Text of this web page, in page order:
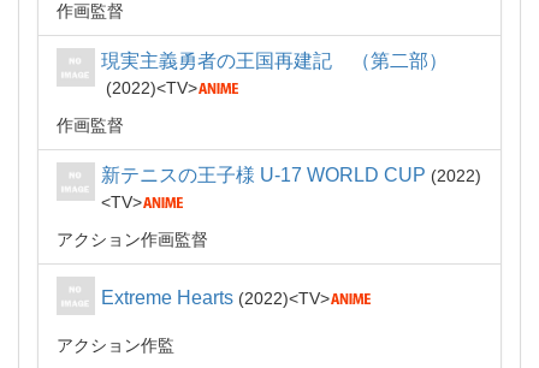
作画監督
現実主義勇者の王国再建記 （第二部）
2022
TV
作画監督
新テニスの王子様 U-17 WORLD CUP
2022
TV
アクション作画監督
Extreme Hearts 2022 TV
アクション作監